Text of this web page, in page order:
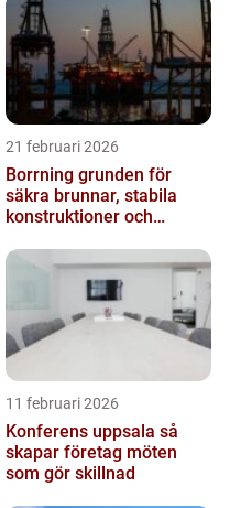
21 februari 2026
Borrning grunden för
säkra brunnar, stabila
konstruktioner och
11 februari 2026
Konferens uppsala så
skapar företag möten
som gör skillnad